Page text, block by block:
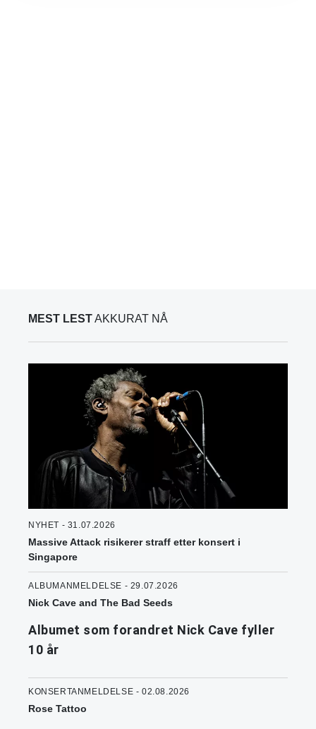
MEST LESTAKKURAT NÅ
NYHET - 31.07.2026
Massive Attack risikerer straff etter konsert i
Singapore
ALBUMANMELDELSE - 29.07.2026
Nick Cave and The Bad Seeds
Albumet som forandret Nick Cave fyller
10 år
KONSERTANMELDELSE - 02.08.2026
Rose Tattoo